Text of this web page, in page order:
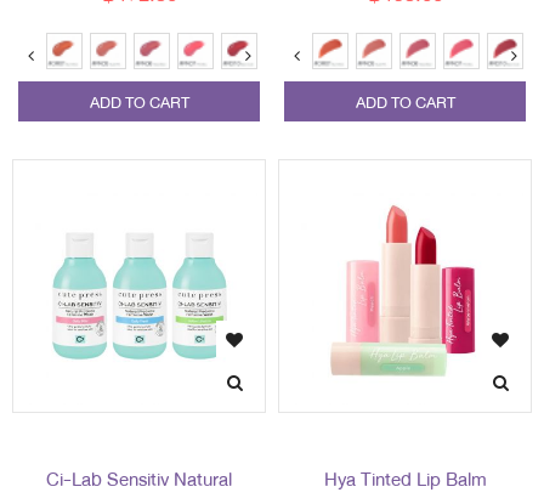
ADD TO CART ADD TO CART
Ci-Lab Sensitiv Natural
Hya Tinted Lip Balm